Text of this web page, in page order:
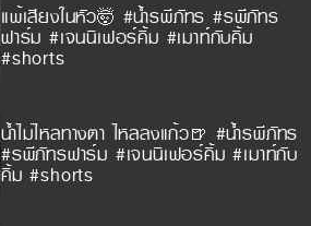
แพ้เสียงในหัว🤯 #น้ำรพีภัทร #รพีภัทร
ฟาร์ม #เจนนิเฟอร์คิ้ม #เมาท์กับคิ้ม
#shorts
น้ำไม่ไหลทางตา ไหลลงแก้ว🍺 #น้ำรพีภัทร
#รพีภัทรฟาร์ม #เจนนิเฟอร์คิ้ม #เมาท์กับ
คิ้ม #shorts